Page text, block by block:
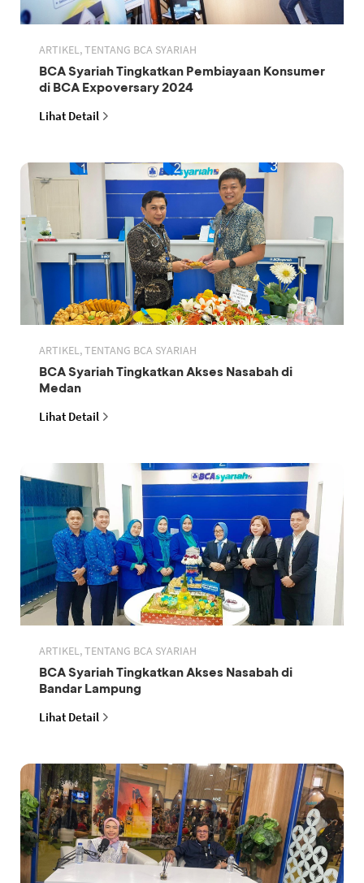
ARTIKEL, TENTANG BCA SYARIAH
BCA Syariah Tingkatkan Pembiayaan Konsumer
di BCA Expoversary 2024
Lihat Detail
ARTIKEL, TENTANG BCA SYARIAH
BCA Syariah Tingkatkan Akses Nasabah di
Medan
Lihat Detail
ARTIKEL, TENTANG BCA SYARIAH
BCA Syariah Tingkatkan Akses Nasabah di
Bandar Lampung
Lihat Detail